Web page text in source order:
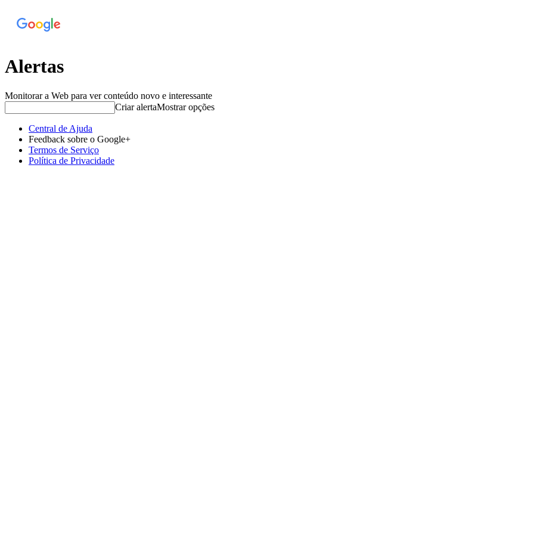
Alertas
Monitorar a Web para ver conteúdo novo e interessante
Criar alertaMostrar opções
Central de Ajuda
Feedback sobre o Google+
Termos de Serviço
Política de Privacidade